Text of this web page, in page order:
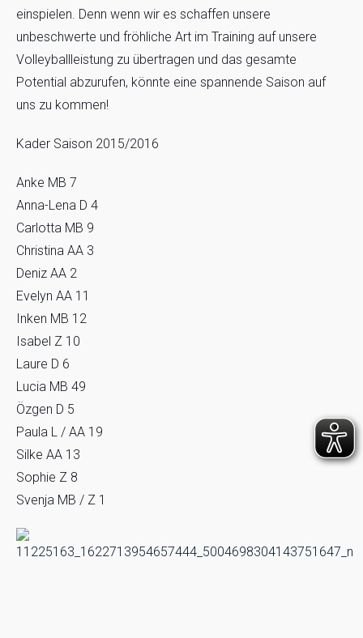
einspielen. Denn wenn wir es schaffen unsere
unbeschwerte und fröhliche Art im Training auf unsere
Volleyballleistung zu übertragen und das gesamte
Potential abzurufen, könnte eine spannende Saison auf
uns zu kommen!
Kader Saison 2015/2016
Anke MB 7
Anna-Lena D 4
Carlotta MB 9
Christina AA 3
Deniz AA 2
Evelyn AA 11
Inken MB 12
Isabel Z 10
Laure D 6
Lucia MB 49
Özgen D 5
Paula L / AA 19
Silke AA 13
Sophie Z 8
Svenja MB / Z 1